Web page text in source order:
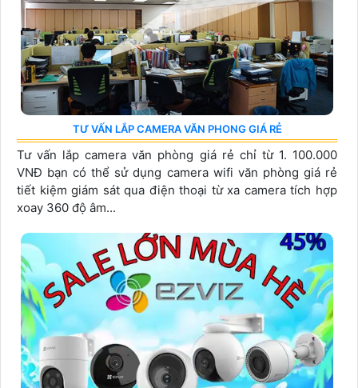
TƯ VẤN LẮP CAMERA VĂN PHONG GIÁ RẺ
Tư vấn lắp camera văn phòng giá rẻ chỉ từ 1. 100.000
VNĐ bạn có thể sử dụng camera wifi văn phòng giá rẻ
tiết kiệm giám sát qua điện thoại từ xa camera tích hợp
xoay 360 độ âm...